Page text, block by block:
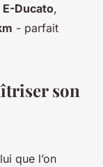
E-Ducato,
- parfait
son
que l’on